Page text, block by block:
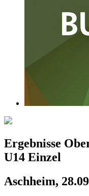
Ergebnisse
U14 Einzel
Aschheim,